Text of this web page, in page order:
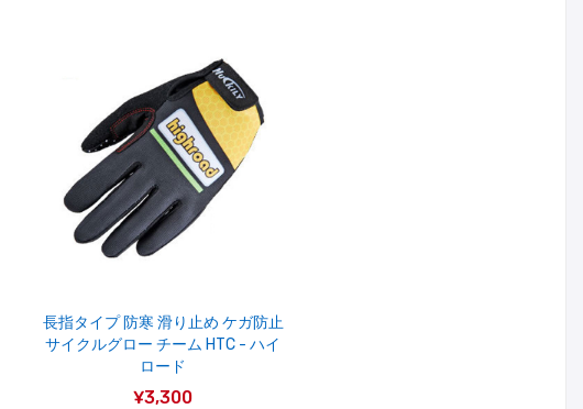
長指タイプ 防寒 滑り止め ケガ防止
サイクルグロー チーム HTC - ハイ
ロード
¥3,300